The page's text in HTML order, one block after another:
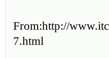
From:http://
7.html